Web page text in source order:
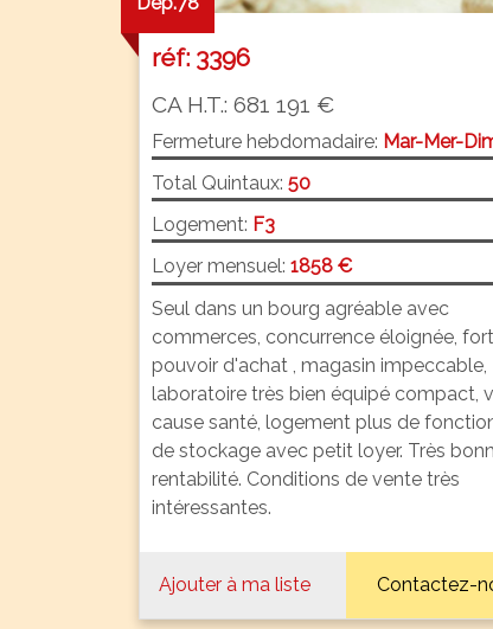
réf: 3396
CA H.T.: 681 191 €
Fermeture hebdomadaire: Mar-Mer-
Total Quintaux: 50
Logement: F3
Loyer mensuel: 1858 €
Seul dans un bourg agréable avec
commerces, concurrence éloignée, fort
pouvoir d'achat , magasin impeccable,
laboratoire très bien équipé compact,
cause santé, logement plus de
de stockage avec petit loyer. Très
rentabilité. Conditions de vente très
intéressantes.
Ajouter à ma liste Contactez-